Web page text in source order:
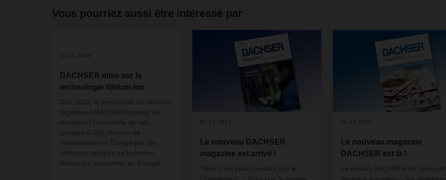
Vous pourriez aussi être intéressé par
23.11.2018
DACHSER mise sur la
technologie lithium-ion
D'ici 2022, le prestataire de services
logistiques DACHSER prévoit de
remplacer l'ensemble de ses
quelque 6 000 chariots de
manutention en Europe par des
véhicules équipés de batteries
lithium-ion économes en énergie.
20.12.2021
Le nouveau DACHSER
magazine est arrivé !
"Rien n'est plus constant que le
14.10.2019
Le nouveau magazine
DACHSER est là !
Le réseau DACHSER de transport